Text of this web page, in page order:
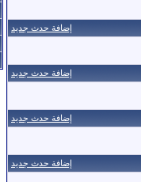
إضافة حدث جديد
إضافة حدث جديد
إضافة حدث جديد
إضافة حدث جديد